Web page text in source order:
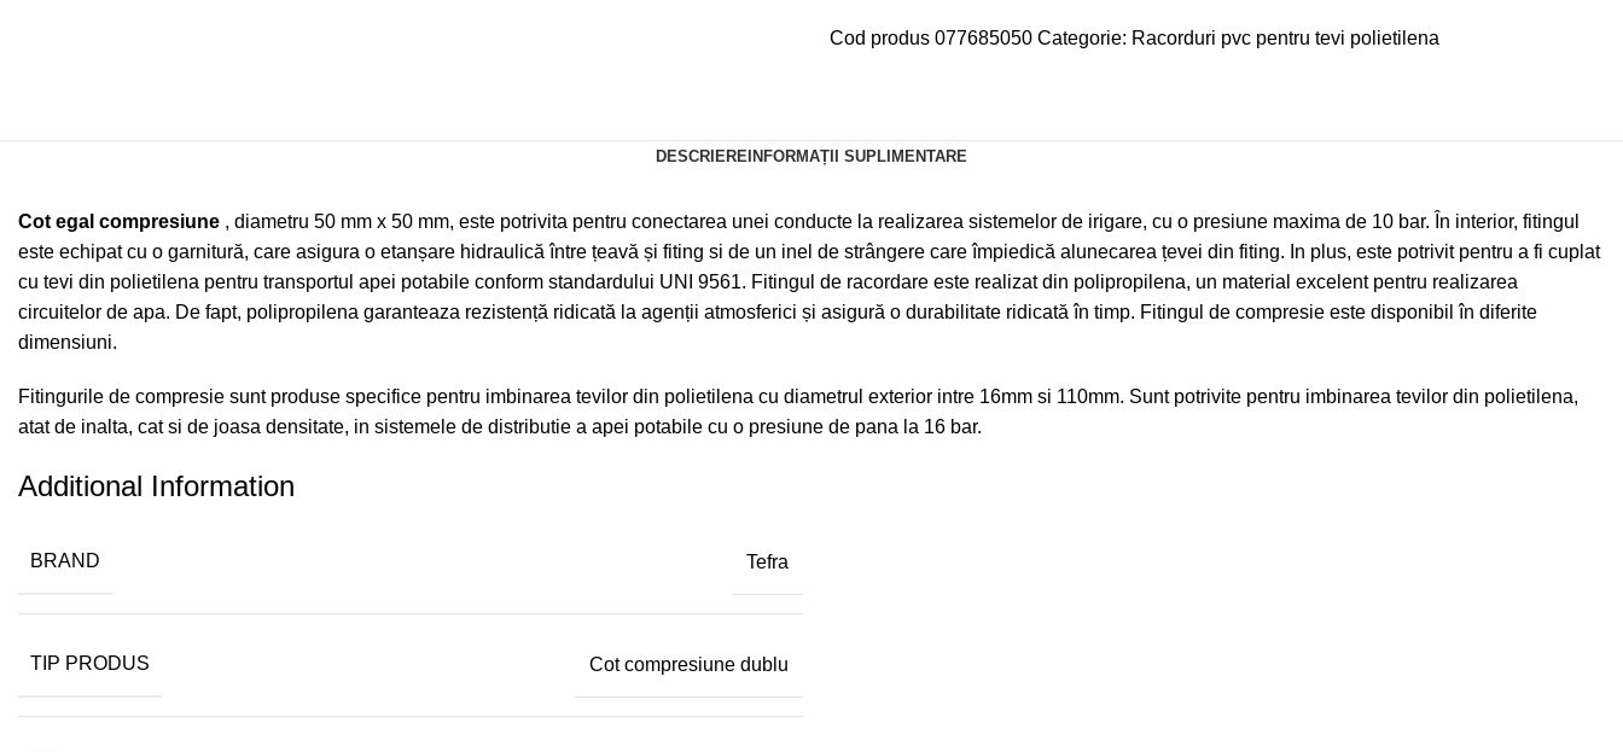
Cod produs 077685050 Categorie: Racorduri pvc pentru tevi polietilena
DESCRIERE INFORMAȚII SUPLIMENTARE
Cot egal compresiune , diametru 50 mm x 50 mm, este potrivita pentru conectarea unei conducte la realizarea sistemelor de irigare, cu o presiune maxima de 10 bar. În interior, fitingul
este echipat cu o garnitură, care asigura o etanșare hidraulică între țeavă și fiting si de un inel de strângere care împiedică alunecarea țevei din fiting. In plus, este potrivit pentru a fi cuplat
cu tevi din polietilena pentru transportul apei potabile conform standardului UNI 9561. Fitingul de racordare este realizat din polipropilena, un material excelent pentru realizarea
circuitelor de apa. De fapt, polipropilena garanteaza rezistență ridicată la agenții atmosferici și asigură o durabilitate ridicată în timp. Fitingul de compresie este disponibil în diferite
dimensiuni.
Fitingurile de compresie sunt produse specifice pentru imbinarea tevilor din polietilena cu diametrul exterior intre 16mm si 110mm. Sunt potrivite pentru imbinarea tevilor din polietilena,
atat de inalta, cat si de joasa densitate, in sistemele de distributie a apei potabile cu o presiune de pana la 16 bar.
Additional Information
BRAND Tefra
TIP PRODUS Cot compresiune dublu